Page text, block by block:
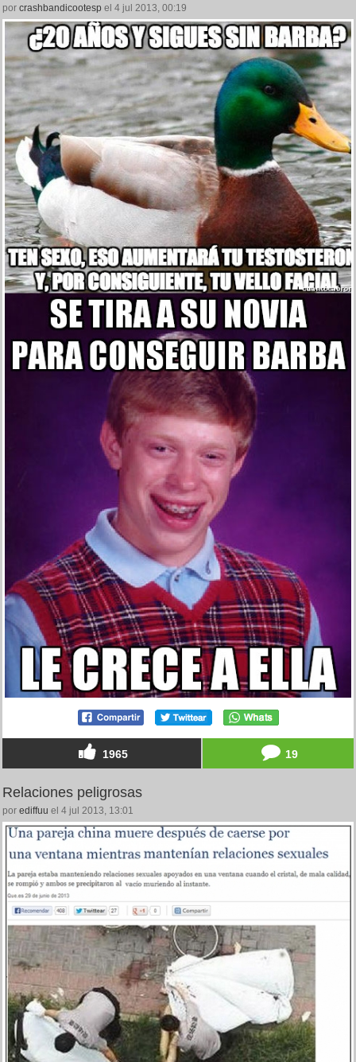
por crashbandicootesp el 4 jul 2013, 00:19
1965 19
Relaciones peligrosas
por ediffuu el 4 jul 2013, 13:01